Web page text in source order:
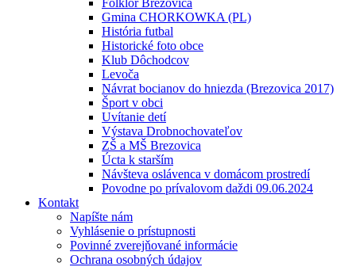
Folklór Brezovica
Gmina CHORKOWKA (PL)
História futbal
Historické foto obce
Klub Dôchodcov
Levoča
Návrat bocianov do hniezda (Brezovica 2017)
Šport v obci
Uvítanie detí
Výstava Drobnochovateľov
ZŠ a MŠ Brezovica
Úcta k starším
Návšteva oslávenca v domácom prostredí
Povodne po prívalovom daždi 09.06.2024
Kontakt
Napíšte nám
Vyhlásenie o prístupnosti
Povinné zverejňované informácie
Ochrana osobných údajov